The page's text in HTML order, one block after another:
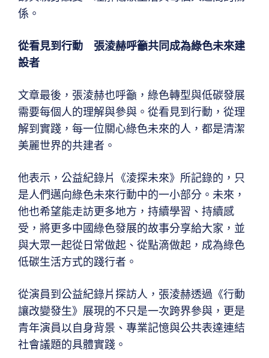
係。
從看見到行動 張淩赫呼籲共同成為綠色未來建
設者
文章最後，張淩赫也呼籲，綠色轉型與低碳發展
需要每個人的理解與參與。從看見到行動，從理
解到實踐，每一位關心綠色未來的人，都是清潔
美麗世界的共建者。
他表示，公益紀錄片《淩探未來》所記錄的，只
是人們邁向綠色未來行動中的一小部分。未來，
他也希望能走訪更多地方，持續學習、持續感
受，將更多中國綠色發展的故事分享給大家，並
與大眾一起從日常做起、從點滴做起，成為綠色
低碳生活方式的踐行者。
從演員到公益紀錄片探訪人，張淩赫透過《行動
讓改變發生》展現的不只是一次跨界參與，更是
青年演員以自身背景、專業記憶與公共表達連結
社會議題的具體實踐。